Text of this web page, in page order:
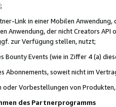
Link in einer Mobilen
Anwendung, der nicht Creators
zur Verfügung stellen, nutzt;
Bounty Events (wie in Ziffer 4 (a)
Abonnements, soweit nicht im
Vorbestellungen von
des Partnerprogramms